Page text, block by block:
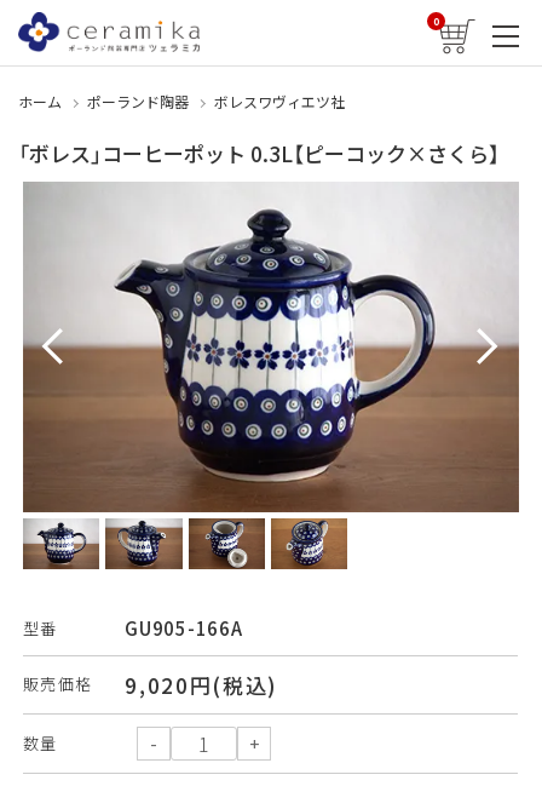
0
ホーム ポーランド陶器 ボレスワヴィエツ社
「ボレス」コーヒーポット 0.3L【ピーコック×さくら】
型番 GU905-166A
販売価格 9,020円(税込)
数量